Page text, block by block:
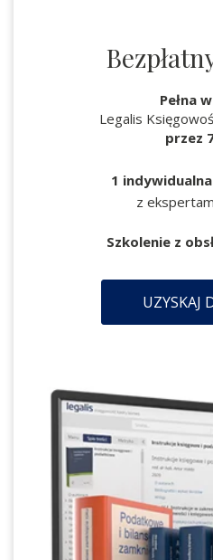
Pełna
Legalis
przez
1
z
Szkolenie z
UZYSKAJ